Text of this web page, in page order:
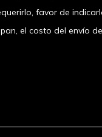
favor de
el costo del envío